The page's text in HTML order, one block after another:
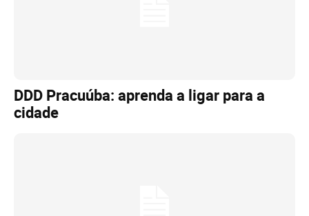
DDD Pracuúba: aprenda a ligar para a
cidade